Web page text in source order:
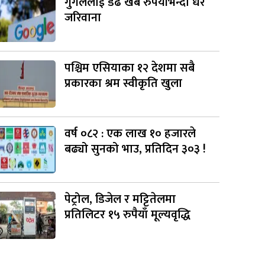
जरिवाना
पश्चिम एसियाका १२ देशमा सबै
प्रकारका श्रम स्वीकृति खुला
वर्ष ०८२ : एक लाख १० हजारले
बढ्यो सुनको भाउ, प्रतिदिन ३०३ !
पेट्रोल, डिजेल र मट्टितेलमा
प्रतिलिटर १५ रुपैयाँ मूल्यवृद्धि